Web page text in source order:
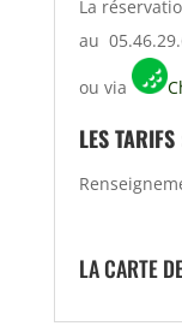
La
au
ou via
​LES TARIFS
LA CARTE